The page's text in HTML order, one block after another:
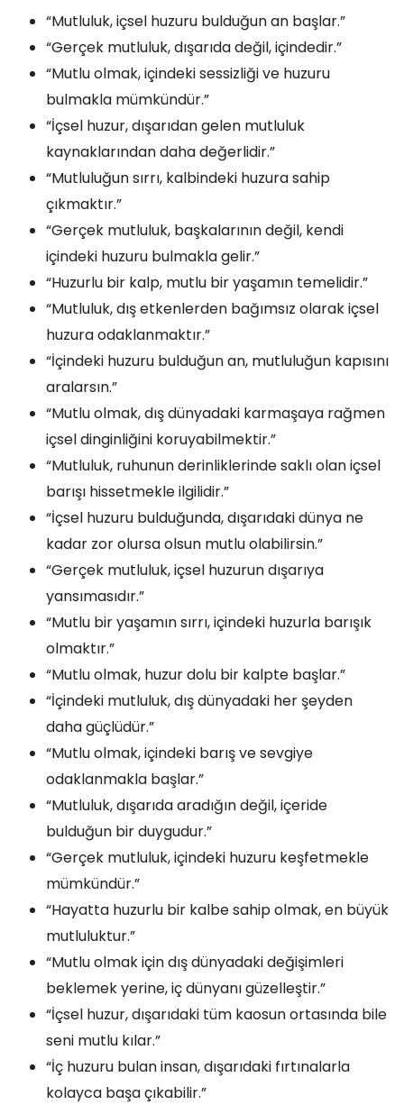
“Mutluluk, içsel huzuru bulduğun an başlar.”
“Gerçek mutluluk, dışarıda değil, içindedir.”
“Mutlu olmak, içindeki sessizliği ve huzuru
bulmakla mümkündür.”
“İçsel huzur, dışarıdan gelen mutluluk
kaynaklarından daha değerlidir.”
“Mutluluğun sırrı, kalbindeki huzura sahip
çıkmaktır.”
“Gerçek mutluluk, başkalarının değil, kendi
içindeki huzuru bulmakla gelir.”
“Huzurlu bir kalp, mutlu bir yaşamın temelidir.”
“Mutluluk, dış etkenlerden bağımsız olarak içsel
huzura odaklanmaktır.”
“İçindeki huzuru bulduğun an, mutluluğun kapısını
aralarsın.”
“Mutlu olmak, dış dünyadaki karmaşaya rağmen
içsel dinginliğini koruyabilmektir.”
“Mutluluk, ruhunun derinliklerinde saklı olan içsel
barışı hissetmekle ilgilidir.”
“İçsel huzuru bulduğunda, dışarıdaki dünya ne
kadar zor olursa olsun mutlu olabilirsin.”
“Gerçek mutluluk, içsel huzurun dışarıya
yansımasıdır.”
“Mutlu bir yaşamın sırrı, içindeki huzurla barışık
olmaktır.”
“Mutlu olmak, huzur dolu bir kalpte başlar.”
“İçindeki mutluluk, dış dünyadaki her şeyden
daha güçlüdür.”
“Mutlu olmak, içindeki barış ve sevgiye
odaklanmakla başlar.”
“Mutluluk, dışarıda aradığın değil, içeride
bulduğun bir duygudur.”
“Gerçek mutluluk, içindeki huzuru keşfetmekle
mümkündür.”
“Hayatta huzurlu bir kalbe sahip olmak, en büyük
mutluluktur.”
“Mutlu olmak için dış dünyadaki değişimleri
beklemek yerine, iç dünyanı güzelleştir.”
“İçsel huzur, dışarıdaki tüm kaosun ortasında bile
seni mutlu kılar.”
“İç huzuru bulan insan, dışarıdaki fırtınalarla
kolayca başa çıkabilir.”